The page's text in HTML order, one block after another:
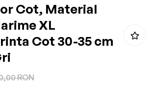
Cot, Material
XL
Cot 30-35 cm
RON